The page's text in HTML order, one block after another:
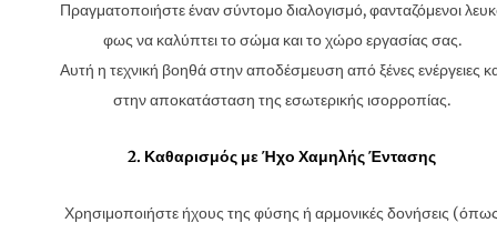
Πραγματοποιήστε έναν σύντομο διαλογισμό, φανταζόμενοι
φως να καλύπτει το σώμα και το χώρο εργασίας σας.
Αυτή η τεχνική βοηθά στην αποδέσμευση από ξένες ενέργειες
στην αποκατάσταση της εσωτερικής ισορροπίας.
2. Καθαρισμός με Ήχο Χαμηλής Έντασης
Χρησιμοποιήστε ήχους της φύσης ή αρμονικές δονήσεις